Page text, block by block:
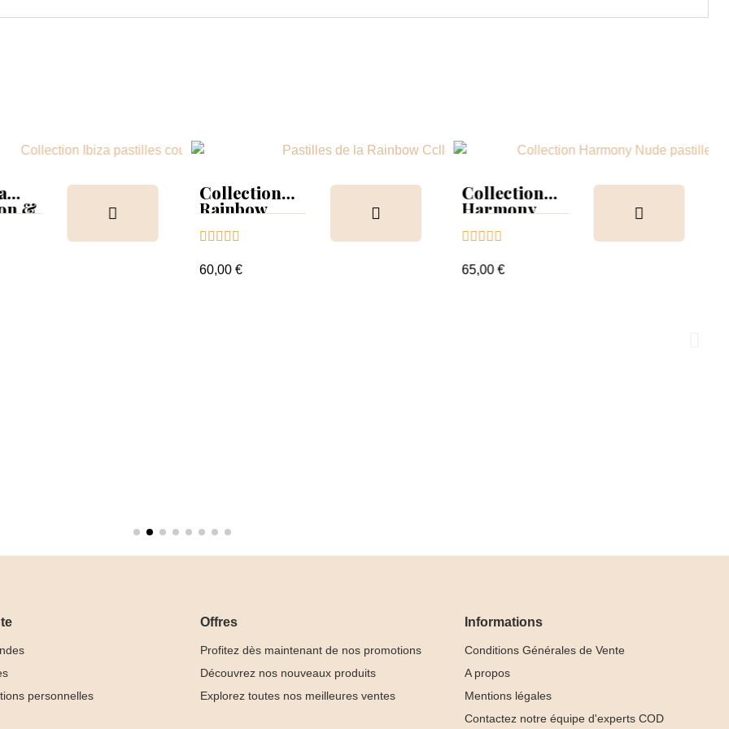
&
Collection
Rainbow
nuancier
    
60,00 €
Collection
Harmony
nuancier
    
65,00 €
personnelles
Offres
Profitez dès maintenant de nos promotions
Découvrez nos nouveaux produits
Explorez toutes nos meilleures ventes
Informations
Conditions Générales de Vente
A propos
Mentions légales
Contactez notre équipe d'experts COD